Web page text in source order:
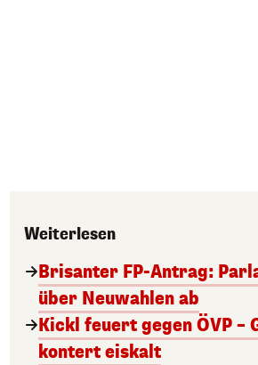
Weiterlesen
Brisanter FP-Antrag:
über Neuwahlen ab
Kickl feuert gegen ÖVP –
kontert eiskalt